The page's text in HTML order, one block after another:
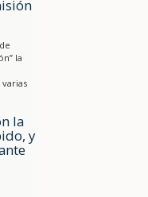
la
la
y